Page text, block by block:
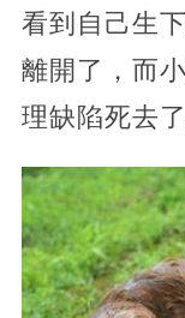
看到自己生
離開了，而
理缺陷死去了